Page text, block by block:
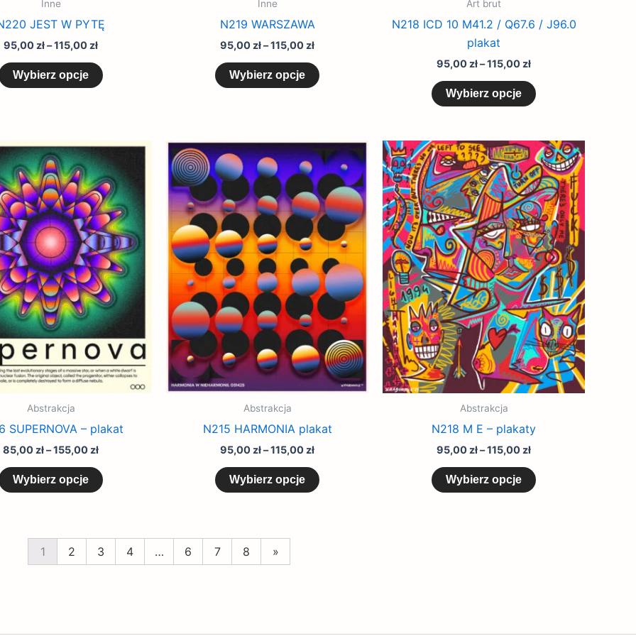
Inne
JEST W PYTĘ
95,00 zł–115,00 zł
Wybierz opcje
Inne
N219 WARSZAWA
95,00 zł–115,00 zł
Wybierz opcje
Art brut
N218 ICD 10 M41.2 / Q67.6 / J96.0
plakat
95,00 zł–115,00 zł
Wybierz opcje
Abstrakcja
SUPERNOVA – plakat
85,00 zł–155,00 zł
Zakres
cen:
od
85,00 zł
do
155,00 zł
Wybierz opcje
Ten
produkt
ma
wiele
wariantów.
Opcje
można
wybrać
na
stronie
produktu
Abstrakcja
N215 HARMONIA plakat
95,00 zł–115,00 zł
Zakres
cen:
od
95,00 zł
do
115,00 zł
Wybierz opcje
Ten
produkt
ma
wiele
wariantów.
Opcje
można
wybrać
na
stronie
produktu
Abstrakcja
N218 M E – plakaty
95,00 zł–115,00 zł
Zakres
cen:
od
95,00 zł
do
115,00 zł
Wybierz opcje
Ten
produkt
ma
wiele
wariantów.
Opcje
można
wybrać
na
stronie
produktu
1 2 3 4 … 6 7 8 »